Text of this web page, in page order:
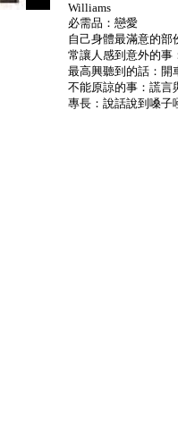
Williams
必需品：戀愛
自己身體最滿意的部
常讓人感到意外的事
最高興聽到的話：開
不能原諒的事：謊言
專長：說話說到嗓子